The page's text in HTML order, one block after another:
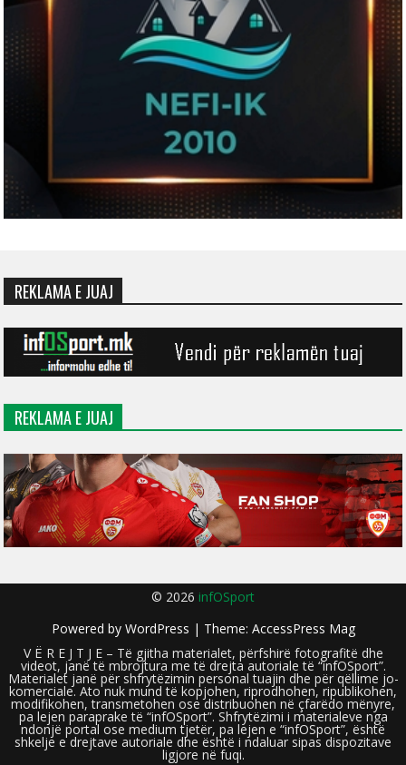
REKLAMA E JUAJ
REKLAMA E JUAJ
© 2026 infOSport
Powered by WordPress | Theme: AccessPress Mag
V Ë R E J T J E – Të gjitha materialet, përfshirë fotografitë dhe
videot, janë të mbrojtura me të drejta autoriale të “infOSport”.
Materialet janë për shfrytëzimin personal tuajin dhe për qëllime jo-
komerciale. Ato nuk mund të kopjohen, riprodhohen, ripublikohen,
modifikohen, transmetohen ose distribuohen në çfarëdo mënyre,
pa lejen paraprake të “infOSport”. Shfrytëzimi i materialeve nga
ndonjë portal ose medium tjetër, pa lejen e “infOSport”, është
shkelje e drejtave autoriale dhe është i ndaluar sipas dispozitave
ligjore në fuqi.